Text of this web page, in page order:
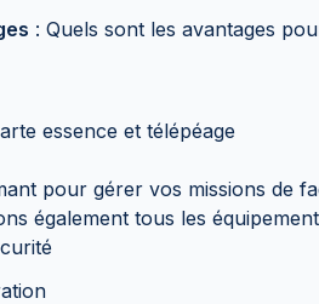
: Quels sont les avantages
essence et télépéage
pour gérer vos missions de
également tous les